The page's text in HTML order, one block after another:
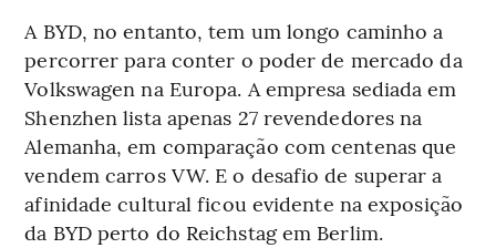
A BYD, no entanto, tem um longo caminho a
percorrer para conter o poder de mercado da
Volkswagen na Europa. A empresa sediada em
Shenzhen lista apenas 27 revendedores na
Alemanha, em comparação com centenas que
vendem carros VW. E o desafio de superar a
afinidade cultural ficou evidente na exposição
da BYD perto do Reichstag em Berlim.